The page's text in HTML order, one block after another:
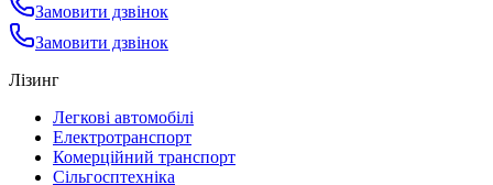
Замовити дзвінок
Замовити дзвінок
Лізинг
Легкові автомобілі
Електротранспорт
Комерційний транспорт
Сільгосптехніка